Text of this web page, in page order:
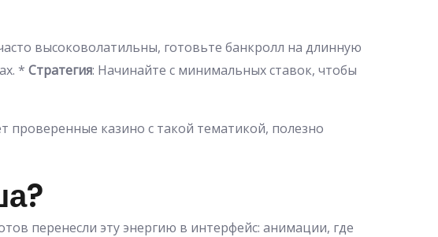
высоковолатильны, готовьте банкролл на длинную
* Стратегия: Начинайте с минимальных ставок, чтобы
казино с такой тематикой, полезно
перенесли эту энергию в интерфейс: анимации, где